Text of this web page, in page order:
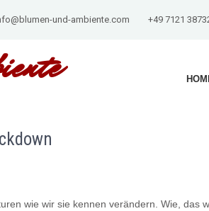
und-ambiente.com +49 7121
wie wir sie kennen verändern. Wie,